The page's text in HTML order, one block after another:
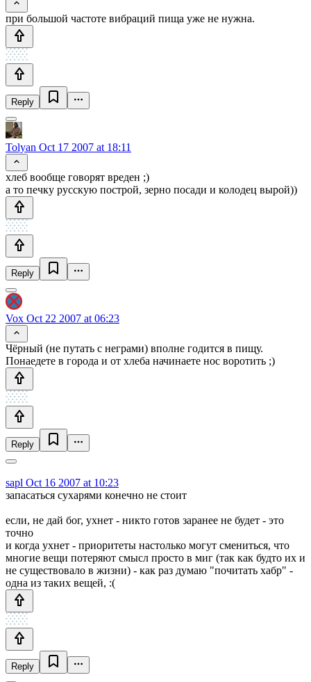
при большой частоте вибраций пища уже не нужна.
Reply
Tolyan Oct 17 2007 at 18:11
хлеб вообще говорят вреден ;)
а то печку русскую построй, зерно посади и колодец вырой))
Reply
Vox Oct 22 2007 at 06:23
Чёрный (не путать с неграми) вполне годится в пищу.
Понаедете в города и от хлеба начинаете нос воротить ;)
Reply
sapl Oct 16 2007 at 10:23
запасаться сухарями конечно не стоит
если, не дай бог, ухнет - никто готов заранее не будет - это
точно
и когда ухнет - приоритеты настолько могут смениться, что
многие вещи потеряют смысл просто в миг (так как будто их и
не существовало в жизни) - как раз думаю "почитать хабр" -
одна из таких вещей, :(
Reply